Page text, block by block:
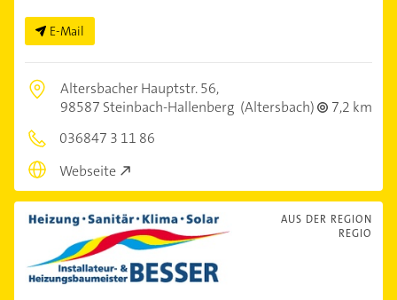
E-Mail
Altersbacher Hauptstr. 56,
98587 Steinbach-Hallenberg (Altersbach)
7,2 km
036847 3 11 86
Webseite
AUS DER REGION
REGIO